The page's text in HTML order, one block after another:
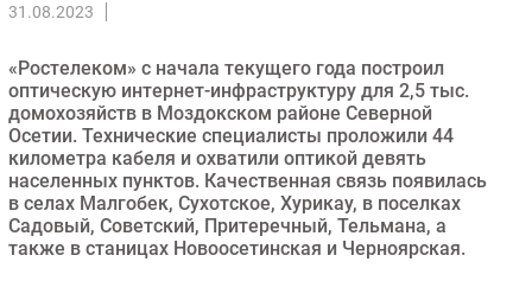
Торговые сети
ПО
Outsourcing
Кадры
Регулирование
Финансы
Web
31.08.2023
«Ростелеком» с начала текущего года построил
оптическую интернет-инфраструктуру для 2,5 тыс.
домохозяйств в Моздокском районе Северной
Осетии. Технические специалисты проложили 44
километра кабеля и охватили оптикой девять
населенных пунктов. Качественная связь появилась
в селах Малгобек, Сухотское, Хурикау, в поселках
Садовый, Советский, Притеречный, Тельмана, а
также в станицах Новоосетинская и Черноярская.